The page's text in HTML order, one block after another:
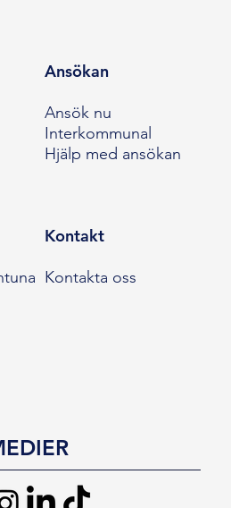
Ansökan
Ansök nu
Interkommunal
Hjälp med ansökan
Kontakt
Kontakta oss